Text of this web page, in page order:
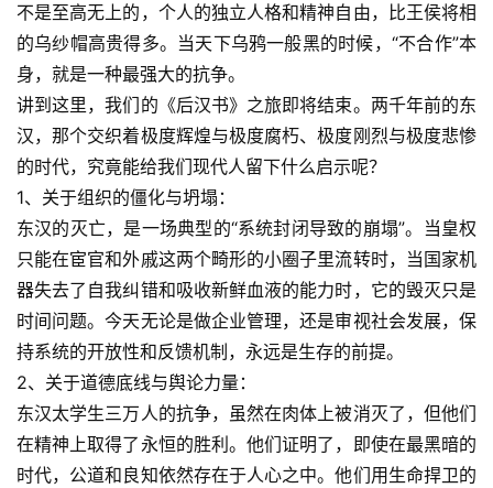
不是至高无上的，个人的独立人格和精神自由，比王侯将相
的乌纱帽高贵得多。当天下乌鸦一般黑的时候，“不合作”本
身，就是一种最强大的抗争。
讲到这里，我们的《后汉书》之旅即将结束。两千年前的东
汉，那个交织着极度辉煌与极度腐朽、极度刚烈与极度悲惨
的时代，究竟能给我们现代人留下什么启示呢？
1、关于组织的僵化与坍塌：
东汉的灭亡，是一场典型的“系统封闭导致的崩塌”。当皇权
只能在宦官和外戚这两个畸形的小圈子里流转时，当国家机
器失去了自我纠错和吸收新鲜血液的能力时，它的毁灭只是
时间问题。今天无论是做企业管理，还是审视社会发展，保
持系统的开放性和反馈机制，永远是生存的前提。
2、关于道德底线与舆论力量：
东汉太学生三万人的抗争，虽然在肉体上被消灭了，但他们
在精神上取得了永恒的胜利。他们证明了，即使在最黑暗的
时代，公道和良知依然存在于人心之中。他们用生命捍卫的